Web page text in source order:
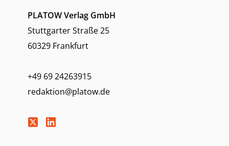
PLATOW Verlag GmbH
Stuttgarter Straße 25
60329 Frankfurt
+49 69 24263915
redaktion@platow.de